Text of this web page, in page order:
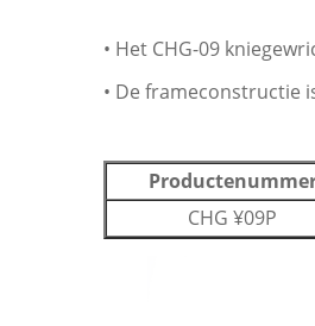
• Het CHG-09
• De frameconstructie
CHG ¥09P